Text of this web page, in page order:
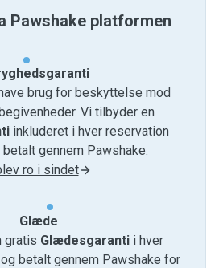
Pawshake platformen
brug for beskyttelse mod
Vi tilbyder en
inkluderet i hver reservation
gennem Pawshake.
ro i sindet
Glæde
gratis Glædesgarantii hver
betalt gennem Pawshake for